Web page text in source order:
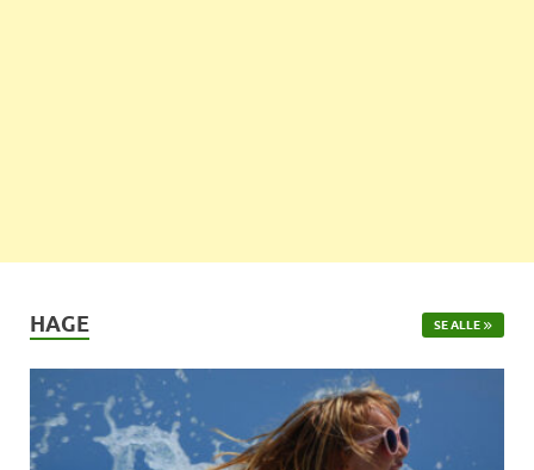
HAGE SE ALLE